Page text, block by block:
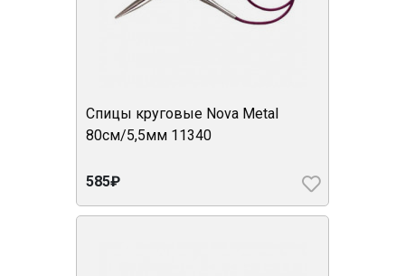
Спицы круговые Nova Metal
80см/5,5мм 11340
585₽